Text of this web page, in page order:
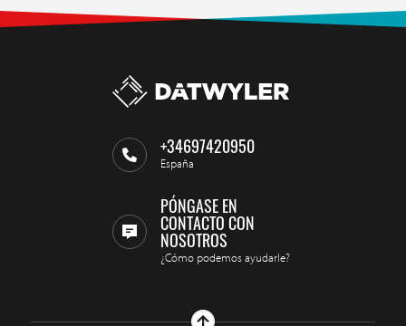
+34697420950
España
PÓNGASE EN
CONTACTO CON
NOSOTROS
¿Cómo podemos ayudarle?